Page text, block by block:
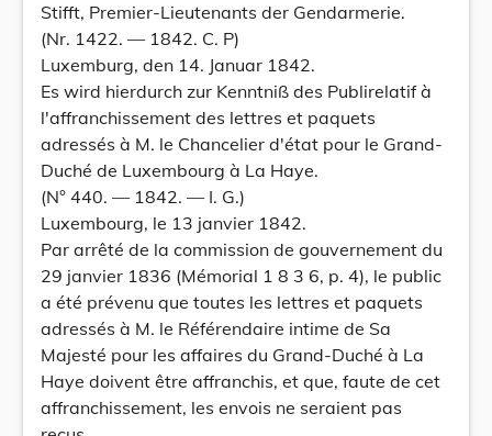
Stifft, Premier-Lieutenants der Gendarmerie.
(Nr. 1422. — 1842. C. P)
Luxemburg, den 14. Januar 1842.
Es wird hierdurch zur Kenntniß des Publirelatif à
l'affranchissement des lettres et paquets
adressés à M. le Chancelier d'état pour le Grand-
Duché de Luxembourg à La Haye.
(N° 440. — 1842. — I. G.)
Luxembourg, le 13 janvier 1842.
Par arrêté de la commission de gouvernement du
29 janvier 1836 (Mémorial 1 8 3 6, p. 4), le public
a été prévenu que toutes les lettres et paquets
adressés à M. le Référendaire intime de Sa
Majesté pour les affaires du Grand-Duché à La
Haye doivent être affranchis, et que, faute de cet
affranchissement, les envois ne seraient pas